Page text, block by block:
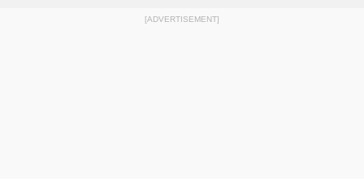
[ADVERTISEMENT]